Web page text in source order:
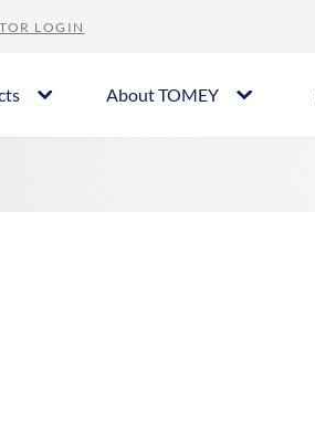
LOGIN
About TOMEY